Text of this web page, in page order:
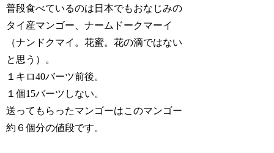
普段食べているのは日本でもおなじみの
タイ産マンゴー、ナームドークマーイ
（ナンドクマイ。花蜜。花の滴ではない
と思う）。
１キロ40バーツ前後。
１個15バーツしない。
送ってもらったマンゴーはこのマンゴー
約６個分の値段です。